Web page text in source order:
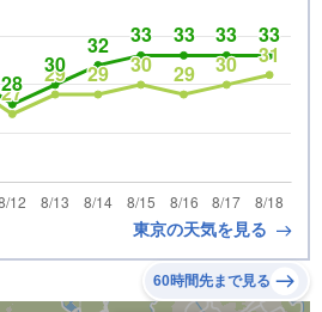
東京の天気を見る
60時間先まで見る